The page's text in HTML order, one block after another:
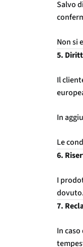
Salvo
Non si
5.
Il
In
Le
6.
I
dovuto.
7.
In